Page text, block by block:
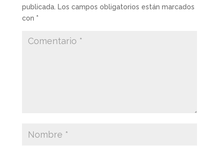
publicada. Los campos obligatorios están marcados
con *